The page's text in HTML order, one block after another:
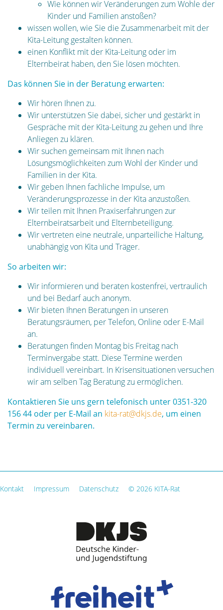
Wie können wir Veränderungen zum Wohle der
Kinder und Familien anstoßen?
wissen wollen, wie Sie die Zusammenarbeit mit der
Kita-Leitung gestalten können.
einen Konflikt mit der Kita-Leitung oder im
Elternbeirat haben, den Sie lösen möchten.
Das können Sie in der Beratung erwarten:
Wir hören Ihnen zu.
Wir unterstützen Sie dabei, sicher und gestärkt in
Gespräche mit der Kita-Leitung zu gehen und Ihre
Anliegen zu klären.
Wir suchen gemeinsam mit Ihnen nach
Lösungsmöglichkeiten zum Wohl der Kinder und
Familien in der Kita.
Wir geben Ihnen fachliche Impulse, um
Veränderungsprozesse in der Kita anzustoßen.
Wir teilen mit Ihnen Praxiserfahrungen zur
Elternbeiratsarbeit und Elternbeteiligung.
Wir vertreten eine neutrale, unparteiliche Haltung,
unabhängig von Kita und Träger.
So arbeiten wir:
Wir informieren und beraten kostenfrei, vertraulich
und bei Bedarf auch anonym.
Wir bieten Ihnen Beratungen in unseren
Beratungsräumen, per Telefon, Online oder E-Mail
an.
Beratungen finden Montag bis Freitag nach
Terminvergabe statt. Diese Termine werden
individuell vereinbart. In Krisensituationen versuchen
wir am selben Tag Beratung zu ermöglichen.
Kontaktieren Sie uns gern telefonisch unter 0351-320
156 44 oder per E-Mail an kita-rat@dkjs.de, um einen
Termin zu vereinbaren.
Kontakt Impressum Datenschutz © 2026 KITA-Rat